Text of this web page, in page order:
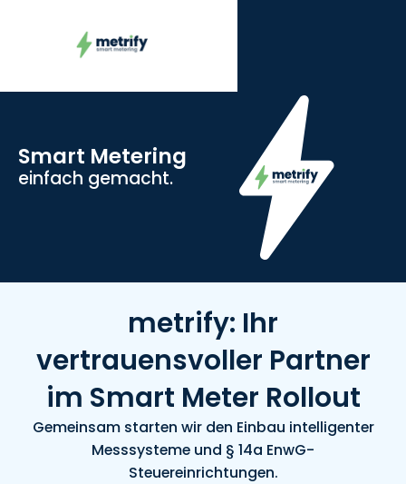
Smart Metering
einfach gemacht.
metrify: Ihr
vertrauensvoller Partner
im Smart Meter Rollout
Gemeinsam starten wir den Einbau intelligenter
Messsysteme und § 14a EnwG-
Steuereinrichtungen.